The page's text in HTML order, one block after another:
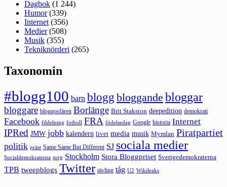
Dagbok (1 244)
Humor(339)
Internet (356)
Medier(508)
Musik (355)
Tekniknörderi (265)
Taxonomin
#blogg100 barn blogg bloggande bloggar
bloggare bloggosfären Borlänge Brit Stakston deepedition demokrati
Facebook fildelning fotboll FRA födelsedag Google historia Internet
IPRed JMW jobb kalendern livet media musik Mymlan Piratpartiet
politik präst Same Same But Different SJ sociala medier
Socialdemokraterna sorg Stockholm Stora Bloggpriset Sverigedemokraterna
TPB tweepblogs Twitter tävling tåg U2 Wikileaks